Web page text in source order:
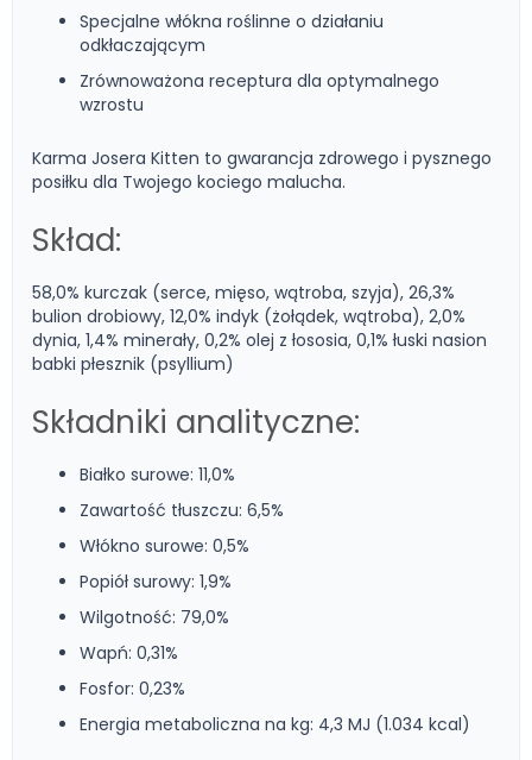
Specjalne włókna roślinne o działaniu
odkłaczającym
Zrównoważona receptura dla optymalnego
wzrostu
Karma Josera Kitten to gwarancja zdrowego i pysznego
posiłku dla Twojego kociego malucha.
Skład:
58,0% kurczak (serce, mięso, wątroba, szyja), 26,3%
bulion drobiowy, 12,0% indyk (żołądek, wątroba), 2,0%
dynia, 1,4% minerały, 0,2% olej z łososia, 0,1% łuski nasion
babki płesznik (psyllium)
Składniki analityczne:
Białko surowe: 11,0%
Zawartość tłuszczu: 6,5%
Włókno surowe: 0,5%
Popiół surowy: 1,9%
Wilgotność: 79,0%
Wapń: 0,31%
Fosfor: 0,23%
Energia metaboliczna na kg: 4,3 MJ (1.034 kcal)